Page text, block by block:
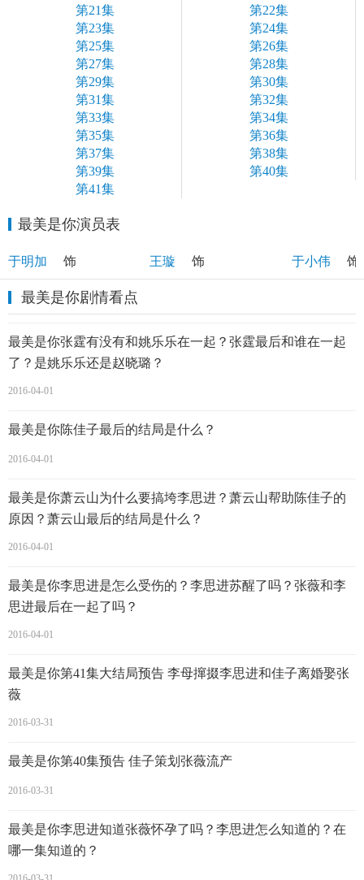
第21集
第22集
第23集
第24集
第25集
第26集
第27集
第28集
第29集
第30集
第31集
第32集
第33集
第34集
第35集
第36集
第37集
第38集
第39集
第40集
第41集
最美是你演员表
张薇
于明加
饰
王璇
饰
于小伟
饰
最美是你剧情看点
最美是你张霆有没有和姚乐乐在一起？张霆最后和谁在一起
了？是姚乐乐还是赵晓璐？
2016-04-01
最美是你陈佳子最后的结局是什么？
2016-04-01
最美是你萧云山为什么要搞垮李思进？萧云山帮助陈佳子的
原因？萧云山最后的结局是什么？
2016-04-01
最美是你李思进是怎么受伤的？李思进苏醒了吗？张薇和李
思进最后在一起了吗？
2016-04-01
最美是你第41集大结局预告 李母撺掇李思进和佳子离婚娶张
薇
2016-03-31
最美是你第40集预告 佳子策划张薇流产
2016-03-31
最美是你李思进知道张薇怀孕了吗？李思进怎么知道的？在
哪一集知道的？